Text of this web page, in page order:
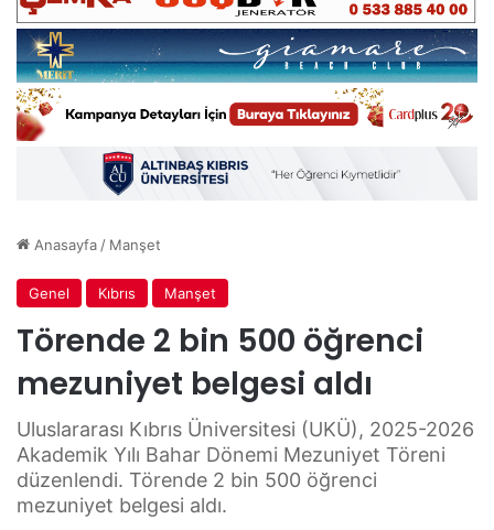
Anasayfa/ Manşet
Genel Kıbrıs Manşet
Törende 2 bin 500 öğrenci
mezuniyet belgesi aldı
Uluslararası Kıbrıs Üniversitesi (UKÜ), 2025-2026
Akademik Yılı Bahar Dönemi Mezuniyet Töreni
düzenlendi. Törende 2 bin 500 öğrenci
mezuniyet belgesi aldı.